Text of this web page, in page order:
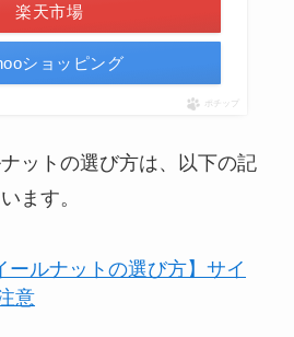
楽天市場
ショッピング
ポチップ
ットの選び方は、以下の記
ます。
ールナットの選び方】サイ
意